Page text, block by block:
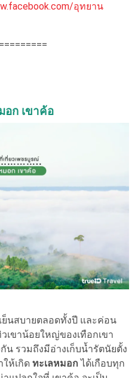
อุทยาน
อก เขาค้อ
ย็นสบายตลอดทั้งปี และค่อน
เขาน้อยใหญ่ของเทือกเขา
รวมถึงมีอ่างเก็บน้ำรัตนัยตั้ง
ห้เกิด ทะเลหมอก ได้เกือบทุก